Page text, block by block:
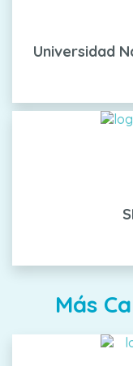
Universidad
Más